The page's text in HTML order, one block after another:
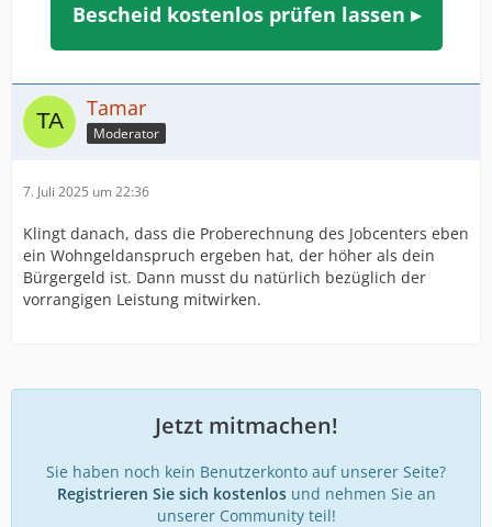
Bescheid kostenlos prüfen lassen ▸
Tamar
Moderator
7. Juli 2025 um 22:36
Klingt danach, dass die Proberechnung des Jobcenters eben
ein Wohngeldanspruch ergeben hat, der höher als dein
Bürgergeld ist. Dann musst du natürlich bezüglich der
vorrangigen Leistung mitwirken.
Jetzt mitmachen!
Sie haben noch kein Benutzerkonto auf unserer Seite?
Registrieren Sie sich kostenlosund nehmen Sie an
unserer Community teil!